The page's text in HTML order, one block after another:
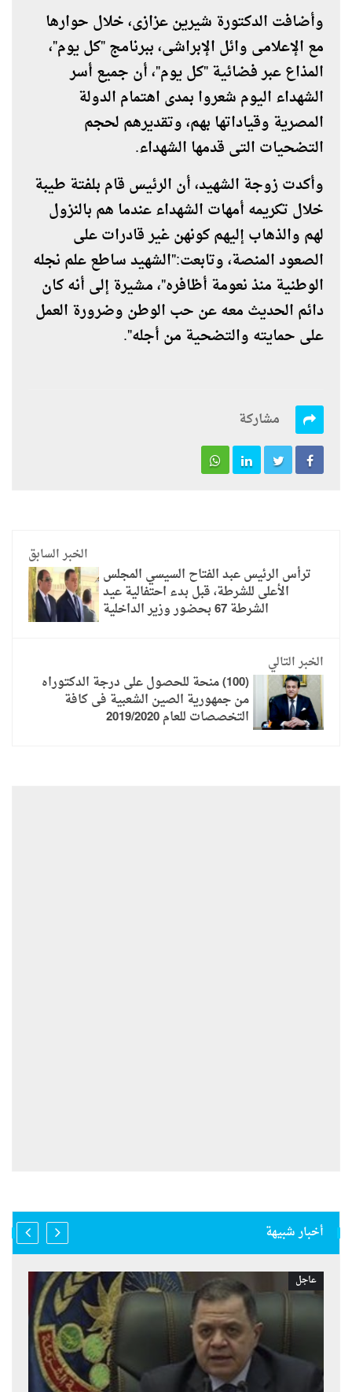
وأضافت الدكتورة شيرين عزازى، خلال حوارها
مع الإعلامى وائل الإبراشى، ببرنامج "كل يوم"،
المذاع عبر فضائية "كل يوم"، أن جميع أسر
الشهداء اليوم شعروا بمدى اهتمام الدولة
المصرية وقياداتها بهم، وتقديرهم لحجم
التضحيات التى قدمها الشهداء.
وأكدت زوجة الشهيد، أن الرئيس قام بلفتة طيبة
خلال تكريمه أمهات الشهداء عندما هم بالنزول
لهم والذهاب إليهم كونهن غير قادرات على
الصعود المنصة، وتابعت:"الشهيد ساطع علم نجله
الوطنية منذ نعومة أظافره"، مشيرة إلى أنه كان
دائم الحديث معه عن حب الوطن وضرورة العمل
على حمايته والتضحية من أجله".
مشاركة
الخبر السابق
ترأس الرئيس عبد الفتاح السيسي المجلس
الأعلى للشرطة، قبل بدء احتفالية عيد
الشرطة 67 بحضور وزير الداخلية
الخبر التالي
(100) منحة للحصول على درجة الدكتوراه
من جمهورية الصين الشعبية فى كافة
التخصصات للعام 2019/2020
أخبار شبيهة
عاجل